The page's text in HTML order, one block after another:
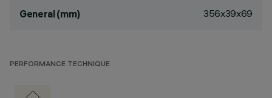
General (mm) 356x39x69
PERFORMANCE TECHNIQUE